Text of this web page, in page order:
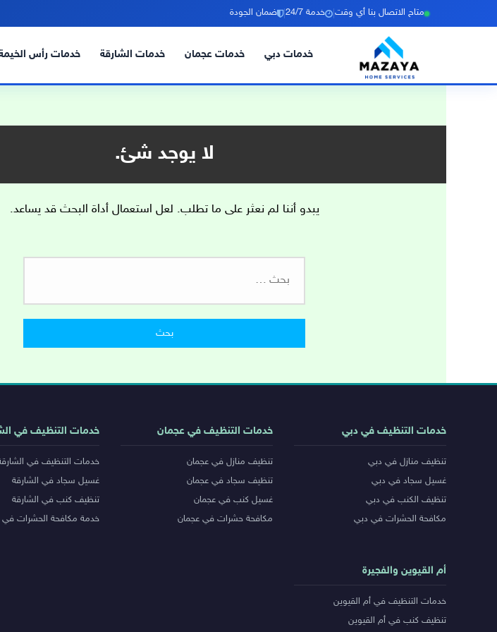
متاح الاتصال بنا أي وقت خدمة 24/7 | ضمان الجودة
خدمات دبي خدمات عجمان خدمات الشارقة خدمات رأس
لا يوجد شئ.
يبدو أننا لم نعثر على ما تطلب. لعل استعمال أداة البحث قد يساعد.
روابط
المدن
خدمات التنظيف في دبي
تنظيف منازل في دبي
غسيل سجاد في دبي
تنظيف الكنب في دبي
مكافحة الحشرات في دبي
خدمات التنظيف في عجمان
تنظيف منازل في عجمان
تنظيف سجاد في عجمان
غسيل كنب في عجمان
مكافحة حشرات في عجمان
خدمات التنظيف في
خدمات التنظيف في
غسيل سجاد في الشارقة
تنظيف كنب في الشارقة
خدمة مكافحة الحشرات في
أم القيوين والفجيرة
خدمات التنظيف في أم القيوين
تنظيف كنب في أم القيوين